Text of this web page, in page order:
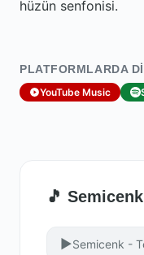
hüzün senfonisi.
PLATFORMLARDA
YouTube Music
🎵
▶Semicenk -